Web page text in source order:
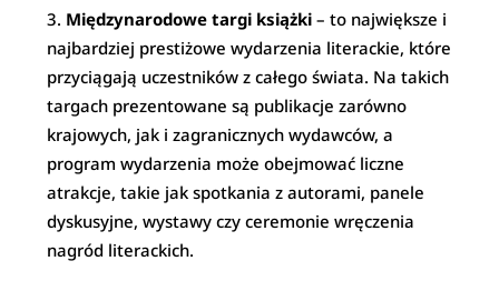
Międzynarodowe targi książki – to największe i
najbardziej prestiżowe wydarzenia literackie, które
przyciągają uczestników z całego świata. Na takich
targach prezentowane są publikacje zarówno
krajowych, jak i zagranicznych wydawców, a
program wydarzenia może obejmować liczne
atrakcje, takie jak spotkania z autorami, panele
dyskusyjne, wystawy czy ceremonie wręczenia
nagród literackich.